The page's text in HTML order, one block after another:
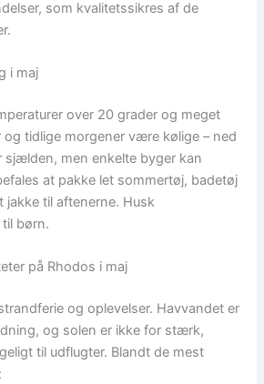
som kvalitetssikres af de
i maj
over 20 grader og meget
og tidlige morgener være kølige – ned
sjælden, men enkelte byger kan
at pakke let sommertøj, badetøj
jakke til aftenerne. Husk
børn.
på Rhodos i maj
og oplevelser. Havvandet er
og solen er ikke for stærk,
til udflugter. Blandt de mest